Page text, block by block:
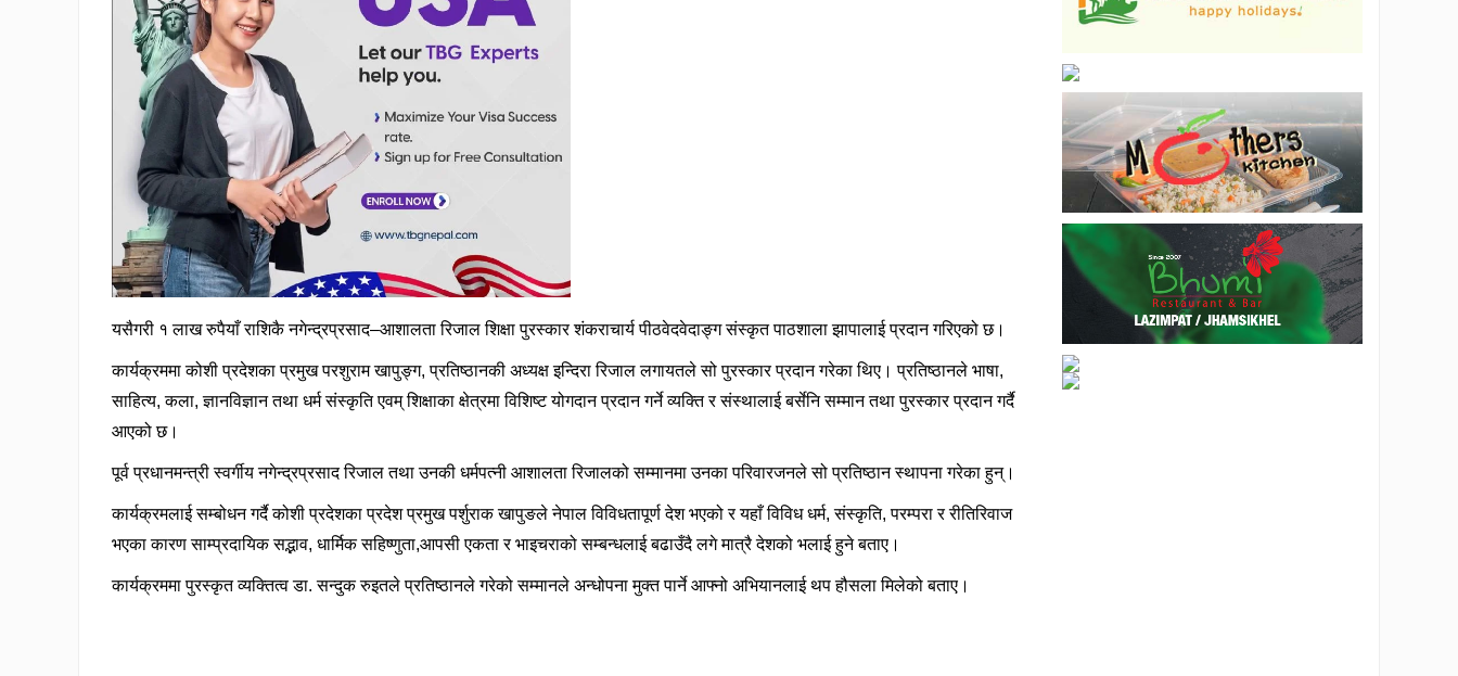
यसैगरी १ लाख रुपैयाँ राशिकै नगेन्द्रप्रसाद–आशालता रिजाल शिक्षा पुरस्कार शंकराचार्य पीठवेदवेदाङ्ग संस्कृत पाठशाला झापालाई प्रदान गरिएको छ।
कार्यक्रममा कोशी प्रदेशका प्रमुख परशुराम खापुङ्ग, प्रतिष्ठानकी अध्यक्ष इन्दिरा रिजाल लगायतले सो पुरस्कार प्रदान गरेका थिए। प्रतिष्ठानले भाषा,
साहित्य, कला, ज्ञानविज्ञान तथा धर्म संस्कृति एवम् शिक्षाका क्षेत्रमा विशिष्ट योगदान प्रदान गर्ने व्यक्ति र संस्थालाई बर्सेनि सम्मान तथा पुरस्कार प्रदान गर्दै
आएको छ।
पूर्व प्रधानमन्त्री स्वर्गीय नगेन्द्रप्रसाद रिजाल तथा उनकी धर्मपत्नी आशालता रिजालको सम्मानमा उनका परिवारजनले सो प्रतिष्ठान स्थापना गरेका हुन्।
कार्यक्रमलाई सम्बोधन गर्दै कोशी प्रदेशका प्रदेश प्रमुख पर्शुराक खापुङले नेपाल विविधतापूर्ण देश भएको र यहाँ विविध धर्म, संस्कृति, परम्परा र रीतिरिवाज
भएका कारण साम्प्रदायिक सद्भाव, धार्मिक सहिष्णुता,आपसी एकता र भाइचराको सम्बन्धलाई बढाउँदै लगे मात्रै देशको भलाई हुने बताए।
कार्यक्रममा पुरस्कृत व्यक्तित्व डा. सन्दुक रुइतले प्रतिष्ठानले गरेको सम्मानले अन्धोपना मुक्त पार्ने आफ्नो अभियानलाई थप हौसला मिलेको बताए।